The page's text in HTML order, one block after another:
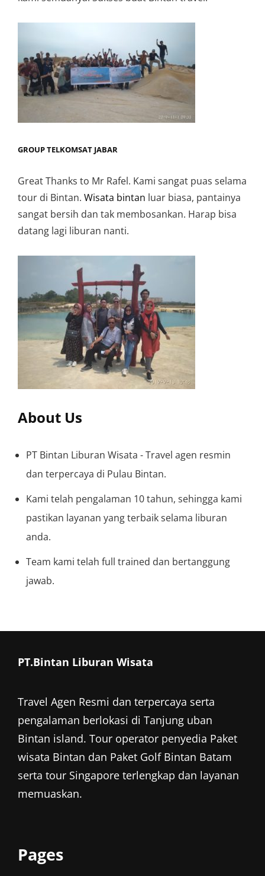
GROUP TELKOMSAT JABAR
Great Thanks to Mr Rafel. Kami sangat puas selama
tour di Bintan. Wisata bintan luar biasa, pantainya
sangat bersih dan tak membosankan. Harap bisa
datang lagi liburan nanti.
About Us
PT Bintan Liburan Wisata - Travel agen resmin
dan terpercaya di Pulau Bintan.
Kami telah pengalaman 10 tahun, sehingga kami
pastikan layanan yang terbaik selama liburan
anda.
Team kami telah full trained dan bertanggung
jawab.
PT.Bintan Liburan Wisata
Travel Agen Resmi dan terpercaya serta
pengalaman berlokasi di Tanjung uban
Bintan island. Tour operator penyedia Paket
wisata Bintan dan Paket Golf Bintan Batam
serta tour Singapore terlengkap dan layanan
memuaskan.
Pages